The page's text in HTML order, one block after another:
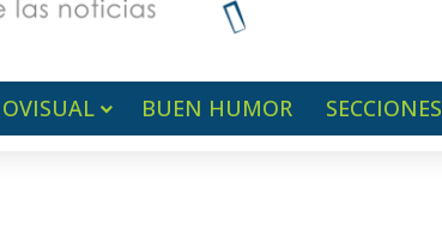
BUEN HUMOR SECCIONES